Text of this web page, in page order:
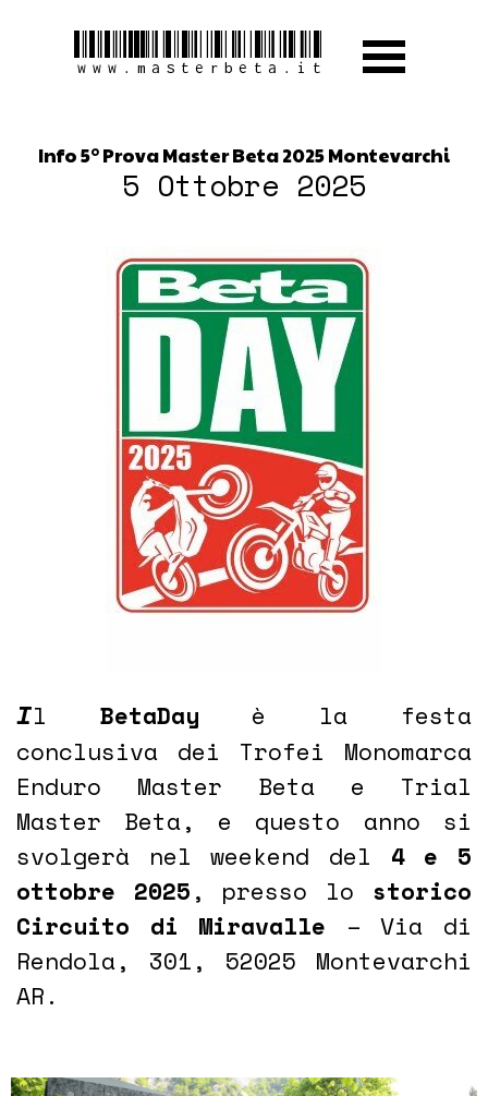
www.masterbeta.it
Info 5° Prova Master Beta 2025 Montevarchi
5 Ottobre 2025
Il BetaDay è la festa
conclusiva dei Trofei Monomarca
Enduro Master Beta e Trial
Master Beta, e questo anno si
svolgerà nel weekend del 4 e 5
ottobre 2025, presso lo storico
Circuito di Miravalle – Via di
Rendola, 301, 52025 Montevarchi
AR.